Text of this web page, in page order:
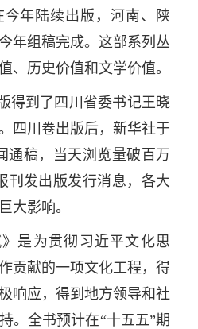
年陆续出版，河南、陕
年组稿完成。这部系列丛
、历史价值和文学价值。
得到了四川省委书记王晓
四川卷出版后，新华社于
通稿，当天浏览量破百万
刊发出版发行消息，各大
大影响。
》是为贯彻习近平文化思
贡献的一项文化工程，得
响应，得到地方领导和社
。全书预计在“十五五”期